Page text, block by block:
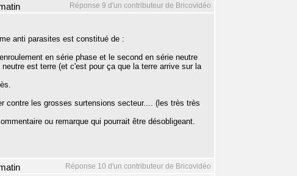
Réponse 9 d'un contributeur de Bricovidéo
anti parasites est constitué de :
en série phase et le second en série neutre
est terre (et c'est pour ça que la terre arrive sur la
contre les grosses surtensions secteur.... (les très très
ou remarque qui pourrait être désobligeant.
Réponse 10 d'un contributeur de Bricovidéo